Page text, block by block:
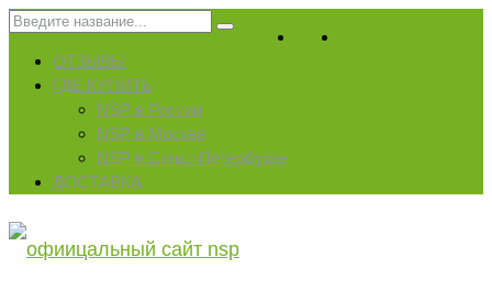
Искать:
ОТЗЫВЫ
ГДЕ КУПИТЬ
NSP в России
NSP в Москве
NSP в Санкт-Петербурге
ДОСТАВКА